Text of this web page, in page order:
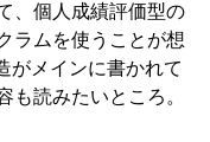
、個人成績評価型の
ラムを使うことが想
がメインに書かれて
も読みたいところ。